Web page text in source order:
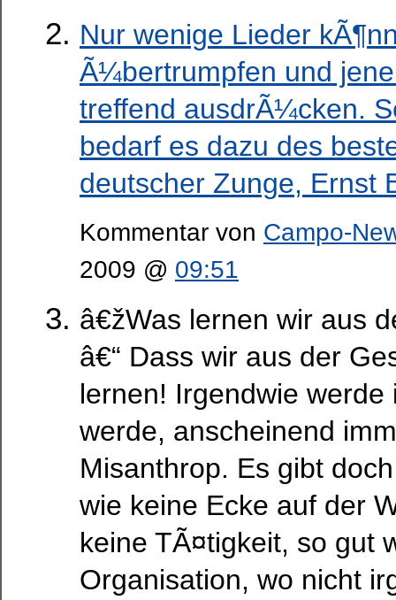
Nur wenige Lieder
Ã¼bertrumpfen und
treffend ausdrÃ¼cken.
bedarf es dazu des
deutscher Zunge, Ernst
Kommentar von Campo-
2009 @ 09:51
â€žWas lernen wir aus
â€“ Dass wir aus der
lernen! Irgendwie werde
werde, anscheinend
Misanthrop. Es gibt
wie keine Ecke auf der
keine TÃ¤tigkeit, so gut
Organisation, wo nicht